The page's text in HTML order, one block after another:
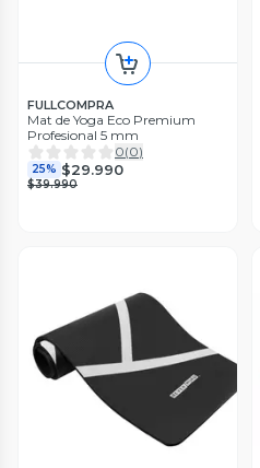
FULLCOMPRA
Mat de Yoga Eco Premium
Profesional 5 mm
0(0)
25% $29.990
$39.990